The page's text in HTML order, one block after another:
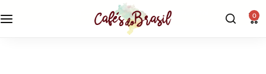
r$19,90 - frete fixo econômico | 0